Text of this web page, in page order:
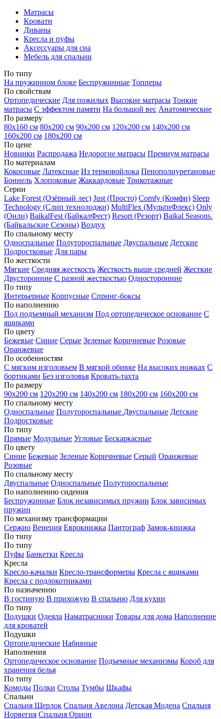
Матрасы
Кровати
Диваны
Кресла и пуфы
Аксессуары для сна
Мебель для спальни
По типу
На пружинном блоке Беспружинные Топперы
По свойствам
Ортопедические Для пожилых Высокие матрасы Тонкие
матрасы С эффектом памяти На большой вес Анатомические
По размеру
80х160 см 80х200 см 90х200 см 120х200 см 140х200 см
160х200 см 180х200 см
По цене
Новинки Распродажа Недорогие матрасы Премиум матрасы
По материалам
Кокосовые Латексные Из термовойлока Пенополиуретановые
Боннель Хлопоковые Жаккардовые Трикотажные
Серии
Lake Forest (Озёрный лес) Just (Просто) Comfy (Комфи) Sleep
Technology (Слип технолоджи) MultiFlex (МультиФлекс) Only
(Онли) BaikalFest (БайкалФест) Resort (Резорт) Baikal Seasons.
(Байкальские Сезоны) Воздух
По спальному месту
Односпальные Полутороспальные Двуспальные Детские
Подростковые Для пары
По жесткости
Мягкие Средняя жесткость Жесткость выше средней Жесткие
Двусторонние С разной жесткостью Односторонние
По типу
Интерьерные Корпусные Спринг-боксы
По наполнению
Под подъемный механизм Под ортопедическое основание С
ящиками
По цвету
Бежевые Синие Серые Зеленые Коричневые Розовые
Оранжевые
По особенностям
С мягким изголовьем В мягкой обивке На высоких ножках С
бортиками Без изголовья Кровать-тахта
По размеру
90х200 см 120х200 см 140х200 см 180х200 см 160х200 см
По спальному месту
Односпальные Полутороспальные Двуспальные Детские
Подростковые
По типу
Прямые Модульные Угловые Бескаркасные
По цвету
Синие Бежевые Зеленые Коричневые Серый Оранжевые
Розовые
По спальному месту
Двуспальные Односпальные Полутороспальные
По наполнению сидения
Беспружинные Блок независимых пружин Блок зависимых
пружин
По механизму трансформации
Сержио Венеция Еврокнижка Пантограф Замок-книжка
По типу
По типу
Пуфы Банкетки Кресла
Кресла
Кресло-качалки Кресло-трансформеры Кресла с ящиками
Кресла с подлокотниками
По назначению
В гостиную В прихожую В спальню Для кухни
По типу
Подушки Одеяла Наматрасники Товары для дома Наполнение
для кроватей
Подушки
Ортопедические Набивные
Наполнения
Ортопедическое основание Подъемные механизмы Короб для
хранения белья
По типу
Комоды Полки Столы Тумбы Шкафы
Спальни
Спальня Шерлок Спальня Авелона Детская Модена Спальня
Норвегия Спальня Орион